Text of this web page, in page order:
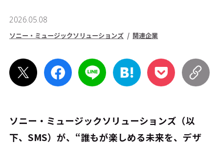
2026.05.08
ソニー・ミュージックソリューションズ 関連企業
ソニー・ミュージックソリューションズ（以
下、SMS）が、“誰もが楽しめる未来を、デザ